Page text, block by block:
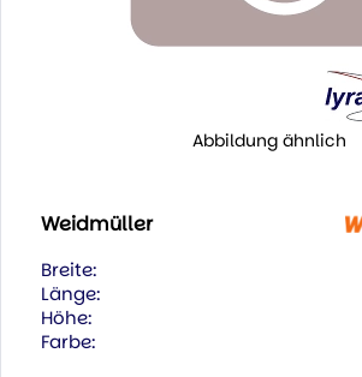
Abbildung ähnlich
Weidmüller
Breite:
Länge:
Höhe:
Farbe: